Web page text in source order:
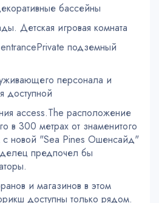
бассейны
Детская игровая комната
подземный
персонала и
доступной
access.The расположение
в 300 метрах от знаменитого
новой "Sea Pines Ошенсайд"
предпочел бы
и магазинов в этом
доступны только рядом.